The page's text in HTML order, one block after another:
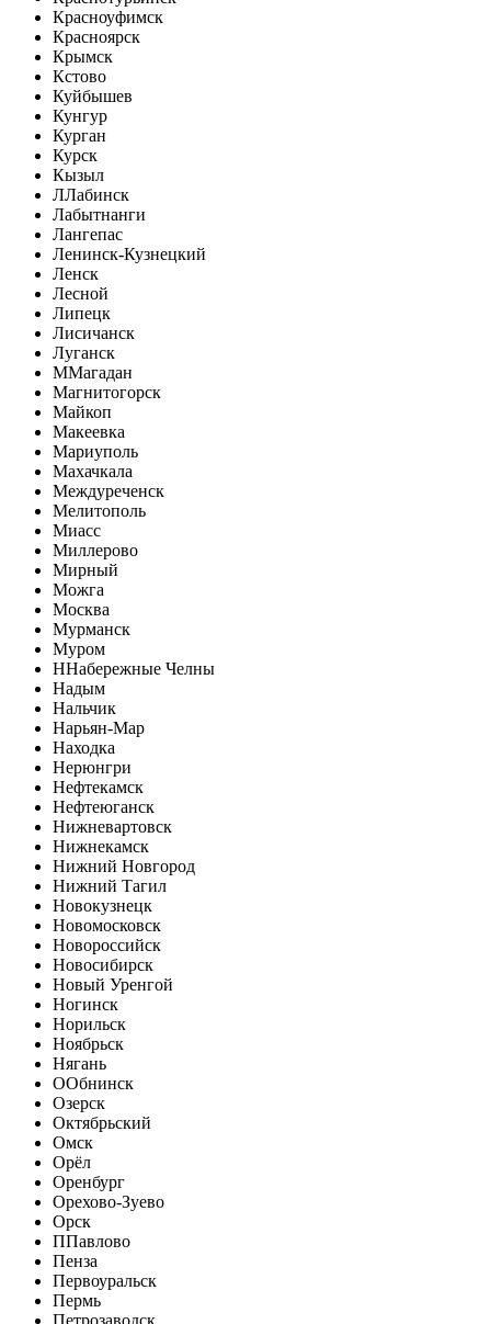
Красноуфимск
Красноярск
Крымск
Кстово
Куйбышев
Кунгур
Курган
Курск
Кызыл
ЛЛабинск
Лабытнанги
Лангепас
Ленинск-Кузнецкий
Ленск
Лесной
Липецк
Лисичанск
Луганск
ММагадан
Магнитогорск
Майкоп
Макеевка
Мариуполь
Махачкала
Междуреченск
Мелитополь
Миасс
Миллерово
Мирный
Можга
Москва
Мурманск
Муром
ННабережные Челны
Надым
Нальчик
Нарьян-Мар
Находка
Нерюнгри
Нефтекамск
Нефтеюганск
Нижневартовск
Нижнекамск
Нижний Новгород
Нижний Тагил
Новокузнецк
Новомосковск
Новороссийск
Новосибирск
Новый Уренгой
Ногинск
Норильск
Ноябрьск
Нягань
ООбнинск
Озерск
Октябрьский
Омск
Орёл
Оренбург
Орехово-Зуево
Орск
ППавлово
Пенза
Первоуральск
Пермь
Петрозаводск